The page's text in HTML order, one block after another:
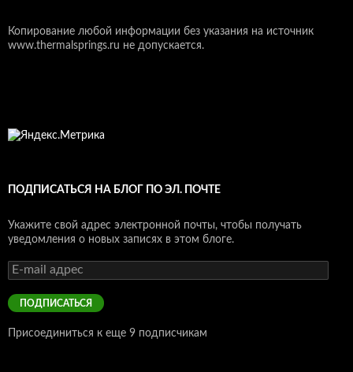
Копирование любой информации без указания на источник
www.thermalsprings.ru не допускается.
ПОДПИСАТЬСЯ НА БЛОГ ПО ЭЛ. ПОЧТЕ
Укажите свой адрес электронной почты, чтобы получать
уведомления о новых записях в этом блоге.
E-
mail
адрес
ПОДПИСАТЬСЯ
Присоединиться к еще 9 подписчикам